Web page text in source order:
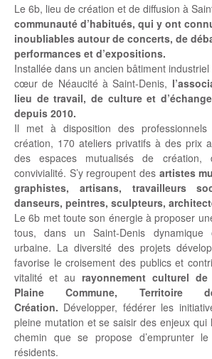
Le 6b, lieu de création et de diffusion à
communauté d’habitués, qui y ont
inoubliables autour de concerts, de
performances et d’expositions.
Installée dans un ancien bâtiment
cœur de Néaucité à Saint-Denis,
lieu de travail, de culture et
depuis 2010.
Il met à disposition des
création, 170 ateliers privatifs à des prix
des espaces mutualisés de
convivialité. S’y regroupent des artistes
graphistes, artisans, travailleurs
danseurs, peintres, sculpteurs,
Le 6b met toute son énergie à proposer
tous, dans un Saint-Denis dynamique
urbaine. La diversité des projets
favorise le croisement des publics et
vitalité et au rayonnement culturel
Plaine Commune,
Création. Développer, fédérer les
pleine mutation et se saisir des enjeux qui
chemin que se propose d’emprunter
résidents.